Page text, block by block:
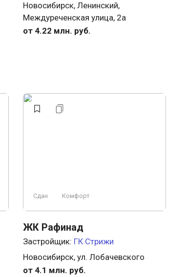
Новосибирск, Ленинский,
Междуреченская улица, 2а
от 4.22 млн. руб.
Сдан Комфорт
ЖК Рафинад
Застройщик: ГК Стрижи
Новосибирск, ул. Лобачевского
от 4.1 млн. руб.